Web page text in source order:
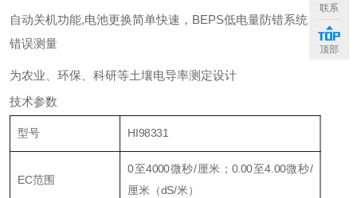
自动关机功能,电池更换简单快速，BEPS低电量防错系统，避免
错误测量
为农业、环保、科研等土壤电导率测定设计
技术参数
型号 HI98331
EC范围
0至4000微秒/厘米；0.00至4.00微秒/
厘米（dS/米）
联系
顶部